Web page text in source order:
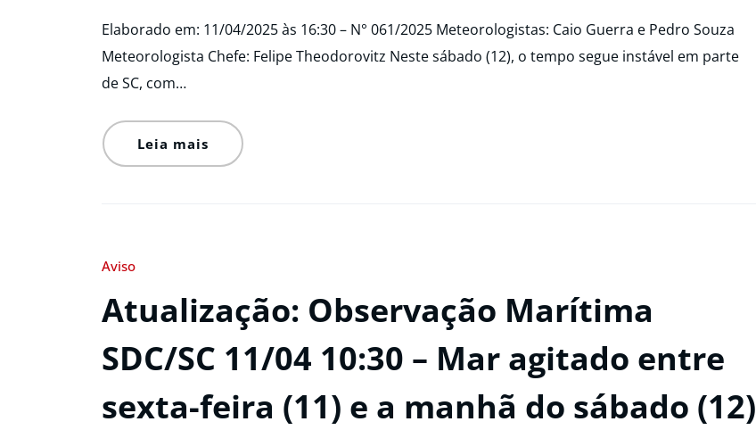
Elaborado em: 11/04/2025 às 16:30 – N° 061/2025 Meteorologistas: Caio Guerra e Pedro Souza
Meteorologista Chefe: Felipe Theodorovitz Neste sábado (12), o tempo segue instável em parte
de SC, com…
Leia mais
Aviso
Atualização: Observação Marítima
SDC/SC 11/04 10:30 – Mar agitado entre
sexta-feira (11) e a manhã do sábado (12)